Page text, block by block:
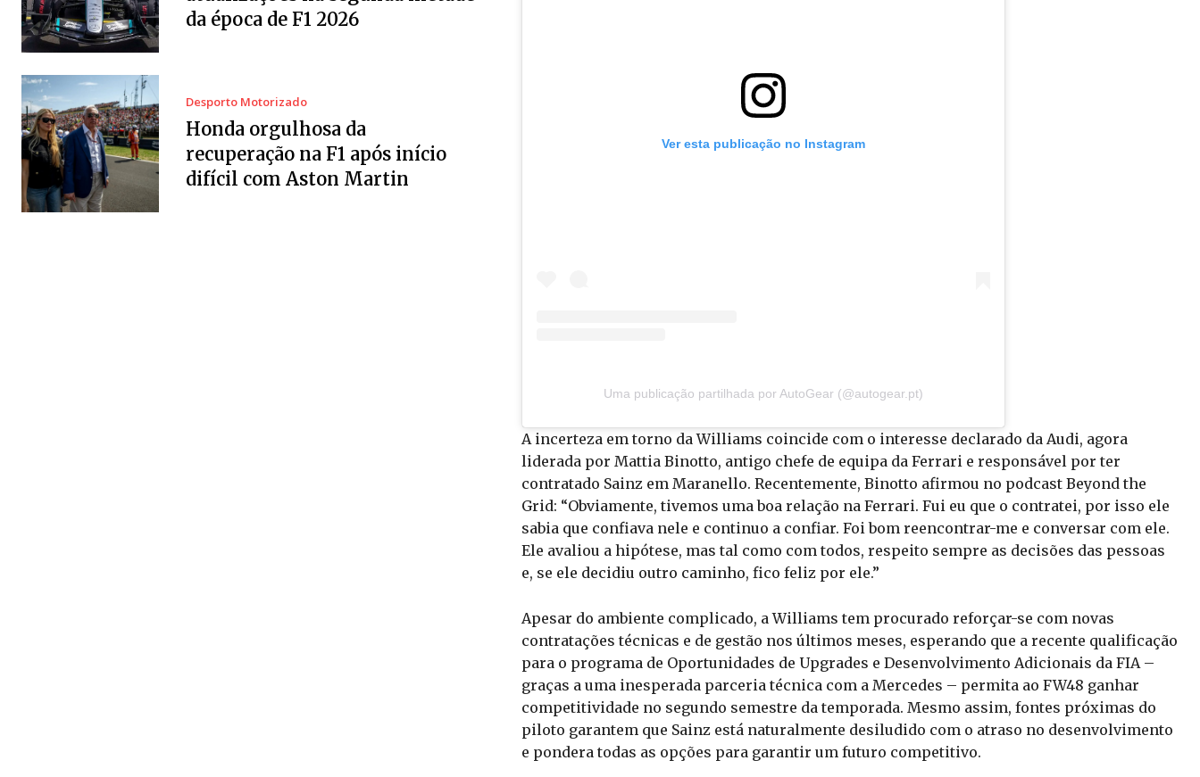
da época de F1 2026
Desporto Motorizado
Honda orgulhosa da
recuperação na F1 após início
difícil com Aston Martin
Ver esta publicação no Instagram
Uma publicação partilhada por AutoGear (@autogear.pt)
A incerteza em torno da Williams coincide com o interesse declarado da Audi, agora
liderada por Mattia Binotto, antigo chefe de equipa da Ferrari e responsável por ter
contratado Sainz em Maranello. Recentemente, Binotto afirmou no podcast Beyond the
Grid: “Obviamente, tivemos uma boa relação na Ferrari. Fui eu que o contratei, por isso ele
sabia que confiava nele e continuo a confiar. Foi bom reencontrar-me e conversar com ele.
Ele avaliou a hipótese, mas tal como com todos, respeito sempre as decisões das pessoas
e, se ele decidiu outro caminho, fico feliz por ele.”
Apesar do ambiente complicado, a Williams tem procurado reforçar-se com novas
contratações técnicas e de gestão nos últimos meses, esperando que a recente qualificação
para o programa de Oportunidades de Upgrades e Desenvolvimento Adicionais da FIA –
graças a uma inesperada parceria técnica com a Mercedes – permita ao FW48 ganhar
competitividade no segundo semestre da temporada. Mesmo assim, fontes próximas do
piloto garantem que Sainz está naturalmente desiludido com o atraso no desenvolvimento
e pondera todas as opções para garantir um futuro competitivo.